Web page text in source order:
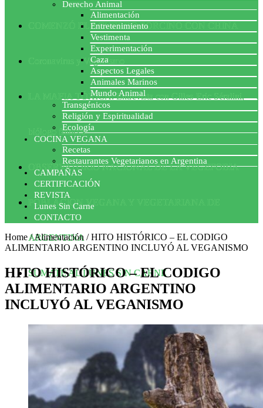
COMENZÓ EL ACUERDO PORCINO CON CHINA
Coronavirus y Veganismo
LA MAFIA TÓXICA: Entrevista con Gilles-Eric Séralini,
biólogo francés
OBSERVATORIO NACIONAL DE LA VEGEFOBIA
POBLACION VEGANA Y VEGETARIANA DE
ARGENTINA
SUMATE AL LUNES SIN CARNE
Derecho Animal
Alimentación
Entretenimiento
Vestimenta
Experimentación
Caza
Aspectos Legales
Animales Marinos
Mundo Animal
Transgénicos
Religión y Espiritualidad
Ecología
COCINA VEGANA
Recetas
Restaurantes Vegetarianos en Argentina
CAMPAÑAS
CERTIFICACIÓN
REVISTA
Lunes Sin Carne
CONTACTO
Home/Alimentación /HITO HISTÓRICO – EL CODIGO
ALIMENTARIO ARGENTINO INCLUYÓ AL VEGANISMO
HITO HISTÓRICO – EL CODIGO
ALIMENTARIO ARGENTINO
INCLUYÓ AL VEGANISMO